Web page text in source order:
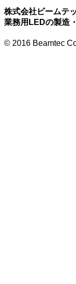
株式会社ビームテ
業務用LEDの製造
© 2016 Beamtec